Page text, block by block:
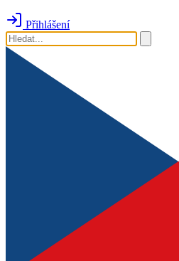
Přihlášení